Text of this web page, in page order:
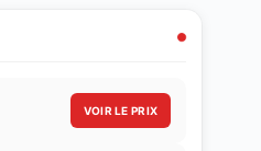
VOIR LE PRIX